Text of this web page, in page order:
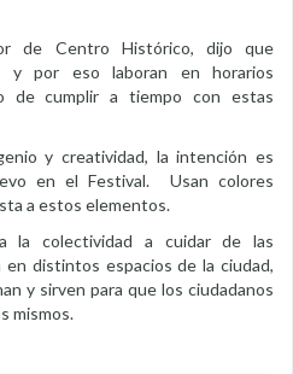
de Centro Histórico, dijo que
y por eso laboran en horarios
de cumplir a tiempo con estas
y creatividad, la intención es
en el Festival. Usan colores
a estos elementos.
la colectividad a cuidar de las
distintos espacios de la ciudad,
y sirven para que los ciudadanos
mismos.